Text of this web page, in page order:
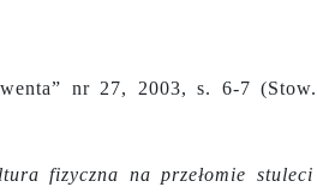
nr 27,
2003, s. 6-7
fizyczna na przełomie